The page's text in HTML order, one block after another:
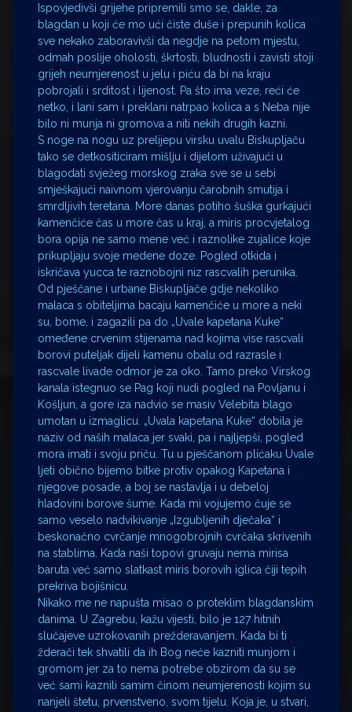
Ispovjedivši grijehe pripremili smo se, dakle, za
blagdan u koji će mo ući čiste duše i prepunih kolica
sve nekako zaboravivši da negdje na petom mjestu,
odmah poslije oholosti, škrtosti, bludnosti i zavisti stoji
grijeh neumjerenost u jelu i piću da bi na kraju
pobrojali i srditost i lijenost. Pa što ima veze, reći će
netko, i lani sam i preklani natrpao kolica a s Neba nije
bilo ni munja ni gromova a niti nekih drugih kazni.
S noge na nogu uz prelijepu virsku uvalu Biskupljaču
tako se detkositiciram mišlju i dijelom uživajući u
blagodati svježeg morskog zraka sve se u sebi
smješkajući naivnom vjerovanju čarobnih smutija i
smrdljivih teretana. More danas potiho šuška gurkajući
kamenčiće čas u more čas u kraj, a miris procvjetalog
bora opija ne samo mene već i raznolike zujalice koje
prikupljaju svoje medene doze. Pogled otkida i
iskričava yucca te raznobojni niz rascvalih perunika.
Od pješčane i urbane Biskupljače gdje nekoliko
malaca s obiteljima bacaju kamenčiće u more a neki
su, bome, i zagazili pa do „Uvale kapetana Kuke“
omeđene crvenim stijenama nad kojima vise rascvali
borovi puteljak dijeli kamenu obalu od razrasle i
rascvale livade odmor je za oko. Tamo preko Virskog
kanala istegnuo se Pag koji nudi pogled na Povljanu i
Košljun, a gore iza nadvio se masiv Velebita blago
umotan u izmaglicu. „Uvala kapetana Kuke“ dobila je
naziv od naših malaca jer svaki, pa i najljepši, pogled
mora imati i svoju priču. Tu u pješčanom plićaku Uvale
ljeti obično bijemo bitke protiv opakog Kapetana i
njegove posade, a boj se nastavlja i u debeloj
hladovini borove šume. Kada mi vojujemo čuje se
samo veselo nadvikivanje „Izgubljenih dječaka“ i
beskonačno cvrčanje mnogobrojnih cvrčaka skrivenih
na stablima. Kada naši topovi gruvaju nema mirisa
baruta već samo slatkast miris borovih iglica čiji tepih
prekriva bojišnicu.
Nikako me ne napušta misao o proteklim blagdanskim
danima. U Zagrebu, kažu vijesti, bilo je 127 hitnih
slučajeve uzrokovanih prežderavanjem. Kada bi ti
žderači tek shvatili da ih Bog neće kazniti munjom i
gromom jer za to nema potrebe obzirom da su se
već sami kaznili samim činom neumjerenosti kojim su
nanjeli štetu, prvenstveno, svom tijelu. Koja je, u stvari,